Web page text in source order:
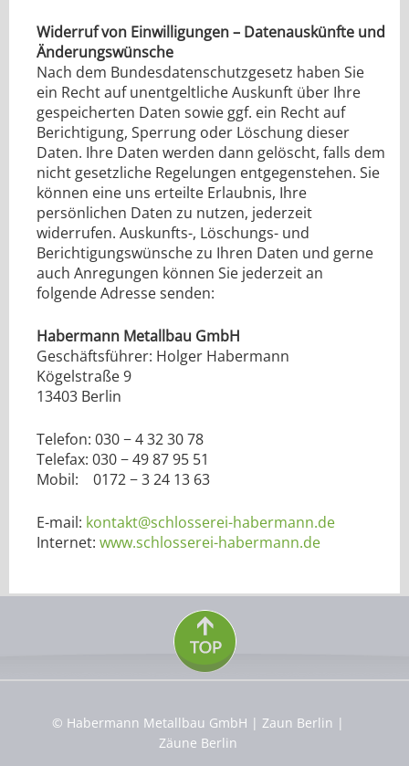
Widerruf von Einwilligungen – Datenauskünfte und
Änderungswünsche
Nach dem Bundesdatenschutzgesetz haben Sie
ein Recht auf unentgeltliche Auskunft über Ihre
gespeicherten Daten sowie ggf. ein Recht auf
Berichtigung, Sperrung oder Löschung dieser
Daten. Ihre Daten werden dann gelöscht, falls dem
nicht gesetzliche Regelungen entgegenstehen. Sie
können eine uns erteilte Erlaubnis, Ihre
persönlichen Daten zu nutzen, jederzeit
widerrufen. Auskunfts-, Löschungs- und
Berichtigungswünsche zu Ihren Daten und gerne
auch Anregungen können Sie jederzeit an
folgende Adresse senden:
Habermann Metallbau GmbH
Geschäftsführer: Holger Habermann
Kögelstraße 9
13403 Berlin
Telefon: 030 − 4 32 30 78
Telefax: 030 − 49 87 95 51
Mobil: 0172 − 3 24 13 63
E-mail: kontakt@schlosserei-habermann.de
Internet: www.schlosserei-habermann.de
© Habermann Metallbau GmbH | Zaun Berlin |
Zäune Berlin